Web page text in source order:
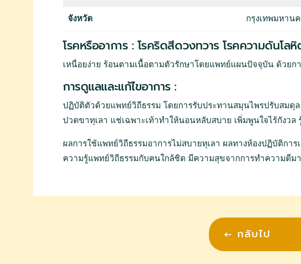
จังหวัด กรุงเทพมหาน
โรคหรืออาการ : โรคริดสีดวงทวาร โรคความดันโล
เหนื่อยง่าย ร้อนตามเนื้อตามตัวรักษาโดยแพทย์แผนปัจจุบัน ด้วย
การดูแลและแก้ไขอาการ :
ปฏิบัติตัวด้วยแพทย์วิถีธรรม โดยการรับประทานสมุนไพรปรับสมดุ
ปวดขาทุเลา แช่เฉพาะเท้าทำให้นอนหลับสบาย เพิ่มพูนใจไร้กังวล
ผลการใช้แพทย์วิถีธรรมอาการไม่สบายทุเลา ผลทางห้องปฏิบัติกา
ความรู้แพทย์วิถีธรรมกับคนใกล้ชิด มีความสุขจากการทำความดีม
← กลับไป